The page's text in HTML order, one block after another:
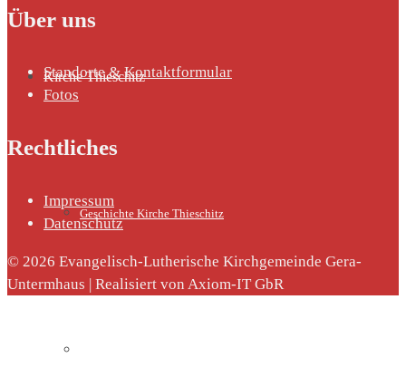
Kirche Thieschitz
Geschichte Kirche Thieschitz
Über uns
Standorte & Kontaktformular
Fotos
Rechtliches
Impressum
Datenschutz
© 2026 Evangelisch-Lutherische Kirchgemeinde Gera-
Untermhaus | Realisiert von Axiom-IT GbR